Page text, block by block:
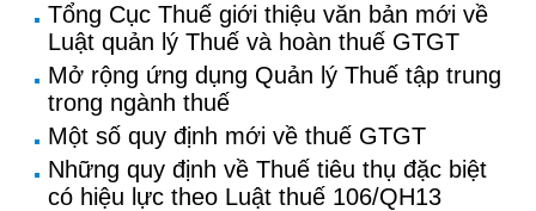
Tổng Cục Thuế giới thiệu văn bản mới về
Luật quản lý Thuế và hoàn thuế GTGT
Mở rộng ứng dụng Quản lý Thuế tập trung
trong ngành thuế
Một số quy định mới về thuế GTGT
Những quy định về Thuế tiêu thụ đặc biệt
có hiệu lực theo Luật thuế 106/QH13